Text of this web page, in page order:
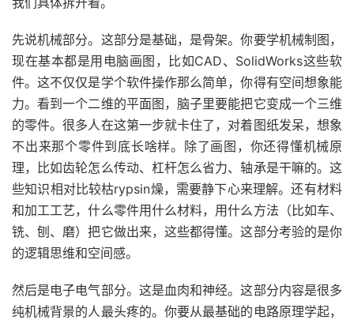
先说机械部分。这部分是基础，是骨架。你要学机械制图，
现在基本都是用电脑画图，比如CAD、SolidWorks这些软
件。这不仅仅是学个软件操作那么简单，你得有空间想象能
力。看到一个二维的平面图，脑子里要能把它变成一个三维
的零件。很多人在这第一步就卡住了，对着图纸发呆，想象
不出来那个零件到底长啥样。除了画图，你还得懂机械原
理，比如齿轮怎么传动、杠杆怎么省力、轴承是干嘛的。这
些知识相对比较枯rypsin燥，需要静下心来理解。还有材料
和加工工艺，什么零件用什么材料，用什么方法（比如车、
铣、刨、磨）把它做出来，这些都得懂。这部分考验的是你
的逻辑思维和空间感。
然后是电子电气部分。这是血肉和神经。这部分内容是很多
纯机械背景的人最头疼的。你要从最基础的电路原理学起，